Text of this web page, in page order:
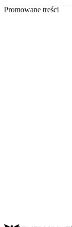
Promowane treści